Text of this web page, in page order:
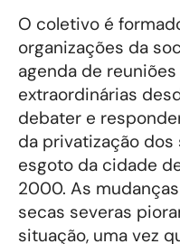
O coletivo é
organizações da
agenda de
extraordinárias
debater e
da privatização
esgoto da cidade
2000. As
secas severas
situação, uma vez